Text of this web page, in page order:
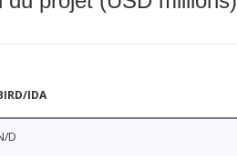
IDA
D